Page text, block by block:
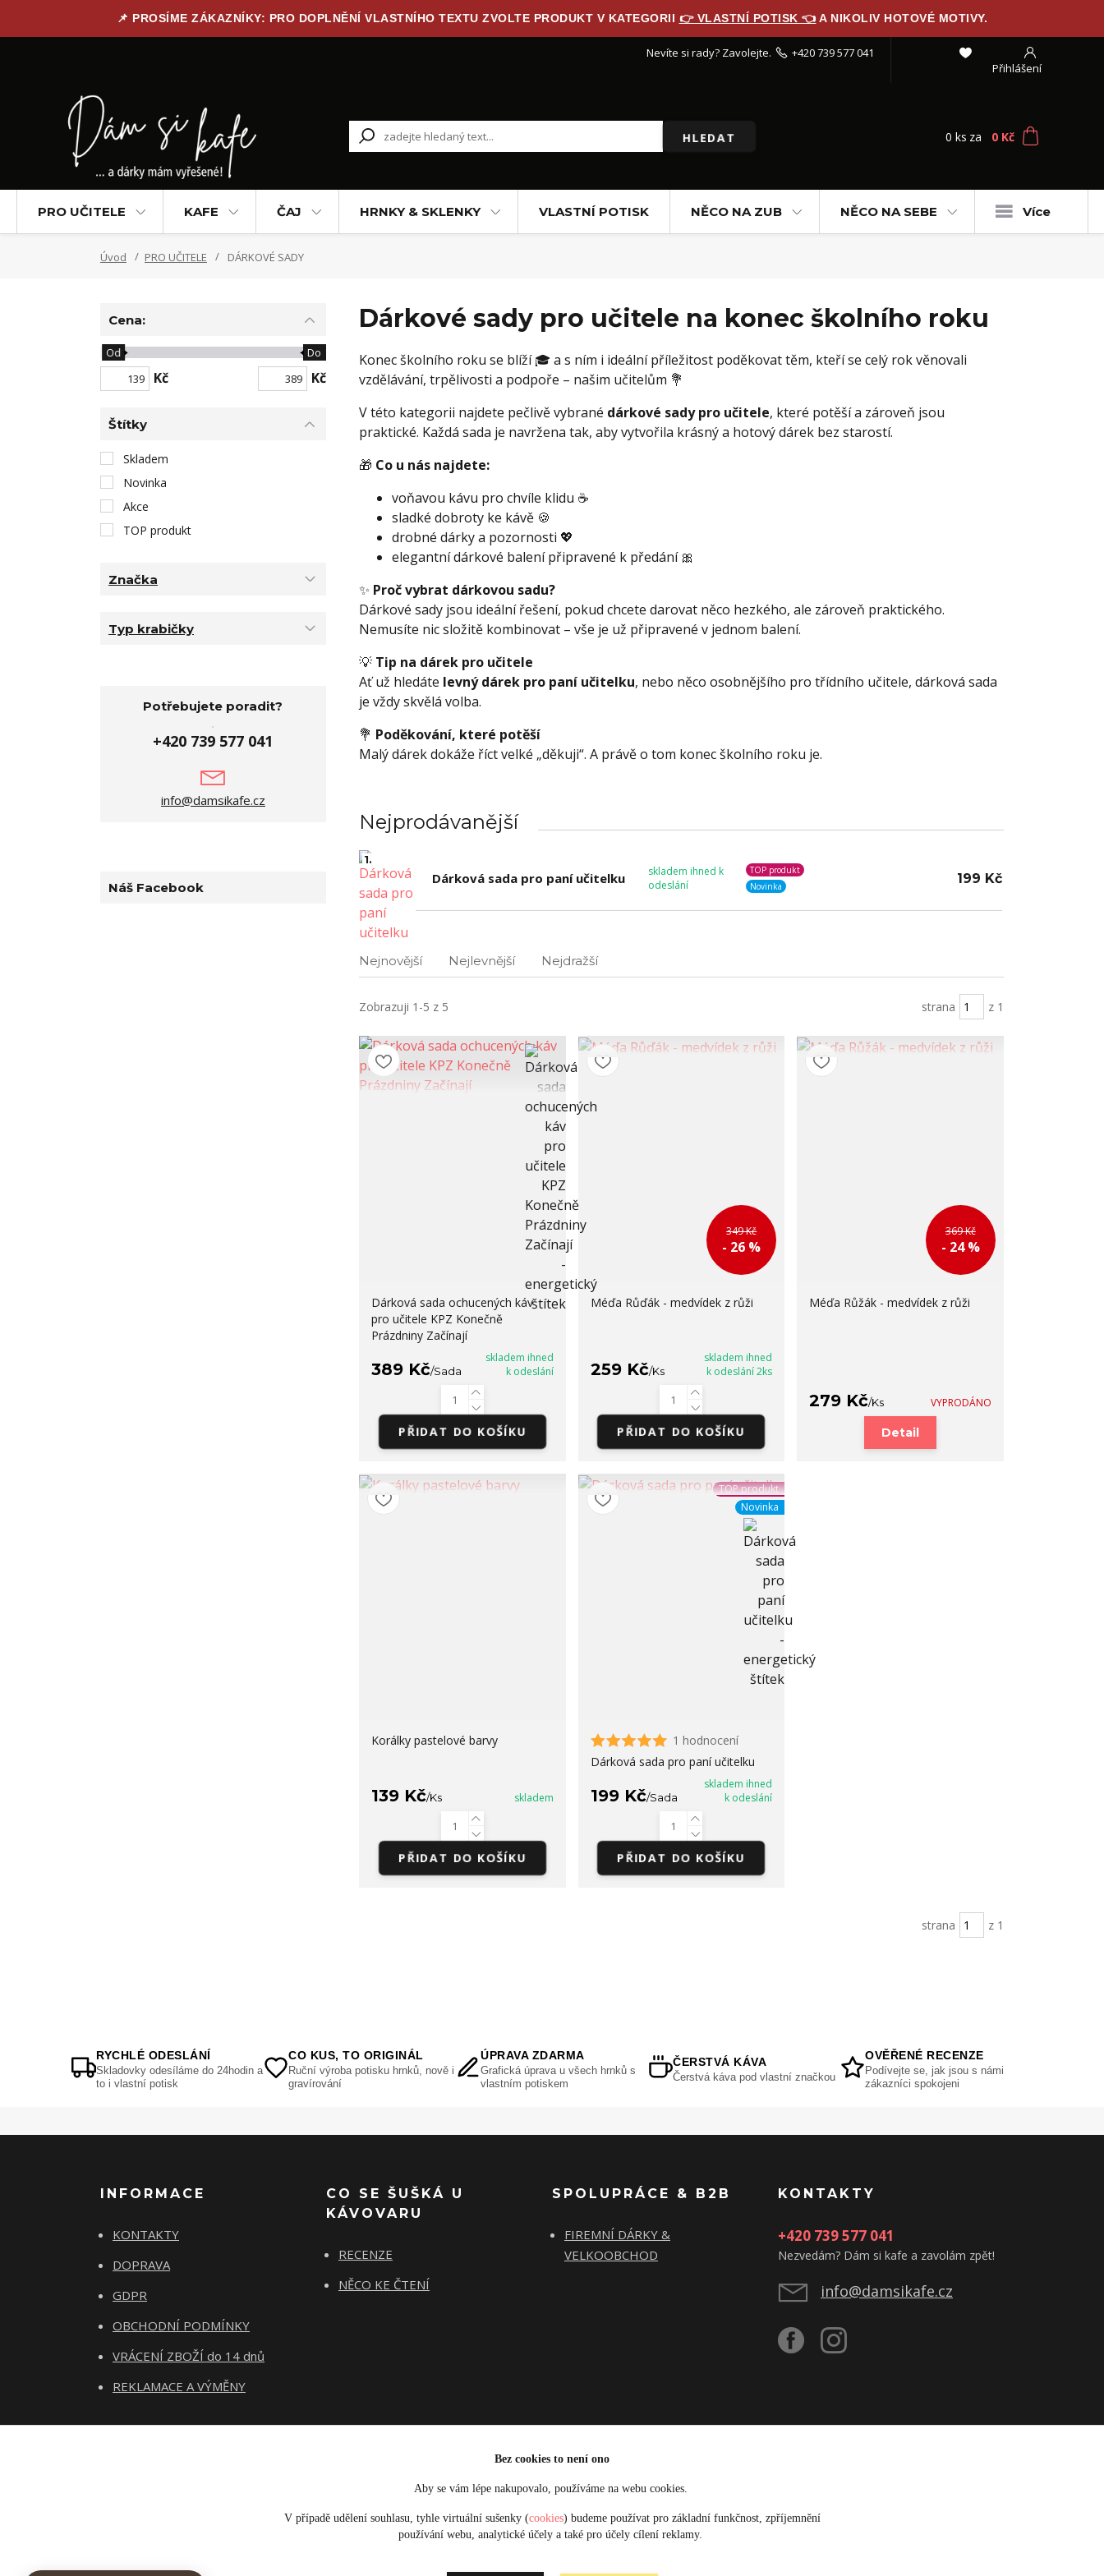
📌 PROSÍME ZÁKAZNÍKY: PRO DOPLNĚNÍ VLASTNÍHO TEXTU ZVOLTE PRODUKT V KATEGORII 👉 VLASTNÍ POTISK 👈 A NIKOLIV HOTOVÉ MOTIVY.
Přihlášení
HLEDAT
Nevíte si rady? Zavolejte. +420 739 577 041
0 ks za 0 Kč
PRO UČITELE KAFE ČAJ HRNKY & SKLENKY VLASTNÍ POTISK NĚCO NA ZUB NĚCO NA SEBE Více
Úvod PRO UČITELE DÁRKOVÉ SADY
Dárkové sady pro učitele na konec školního roku
Konec školního roku se blíží 🎓 a s ním i ideální příležitost poděkovat těm, kteří se celý rok věnovali
vzdělávání, trpělivosti a podpoře – našim učitelům 💐
V této kategorii najdete pečlivě vybrané dárkové sady pro učitele, které potěší a zároveň jsou
praktické. Každá sada je navržena tak, aby vytvořila krásný a hotový dárek bez starostí.
🎁 Co u nás najdete:
voňavou kávu pro chvíle klidu ☕
sladké dobroty ke kávě 🍪
drobné dárky a pozornosti 💖
elegantní dárkové balení připravené k předání 🎀
✨ Proč vybrat dárkovou sadu?
Dárkové sady jsou ideální řešení, pokud chcete darovat něco hezkého, ale zároveň praktického.
Nemusíte nic složitě kombinovat – vše je už připravené v jednom balení.
💡 Tip na dárek pro učitele
Ať už hledáte levný dárek pro paní učitelku, nebo něco osobnějšího pro třídního učitele, dárková sada
je vždy skvělá volba.
💐 Poděkování, které potěší
Malý dárek dokáže říct velké „děkuji“. A právě o tom konec školního roku je.
Nejprodávanější
1.
Dárková sada pro paní učitelku
skladem ihned k
odeslání
TOP produkt
Novinka
199 Kč
Nejnovější Nejlevnější Nejdražší
Zobrazuji 1-5 z 5 strana z 1
Dárková sada ochucených káv
pro učitele KPZ Konečně
Prázdniny Začínají
389 Kč/Sada
skladem ihned
k odeslání
PŘIDAT DO KOŠÍKU
349 Kč
- 26 %
Méďa Růďák - medvídek z růži
259 Kč/Ks
skladem ihned
k odeslání 2ks
PŘIDAT DO KOŠÍKU
369 Kč
- 24 %
Méďa Růžák - medvídek z růži
279 Kč/Ks VYPRODÁNO
Detail
Korálky pastelové barvy
139 Kč/Ks skladem
PŘIDAT DO KOŠÍKU
TOP produkt
Novinka
1 hodnocení
Dárková sada pro paní učitelku
199 Kč/Sada
skladem ihned
k odeslání
PŘIDAT DO KOŠÍKU
strana z 1
Cena:
Kč
Od Do
Kč
Štítky
Skladem
Novinka
Akce
TOP produkt
Značka
Typ krabičky
Potřebujete poradit?
+420 739 577 041
info@damsikafe.cz
Náš Facebook
RYCHLÉ ODESLÁNÍ
Skladovky odesíláme do 24hodin a
to i vlastní potisk
CO KUS, TO ORIGINÁL
Ruční výroba potisku hrnků, nově i
gravírování
ÚPRAVA ZDARMA
Grafická úprava u všech hrnků s
vlastním potiskem
ČERSTVÁ KÁVA
Čerstvá káva pod vlastní značkou
OVĚŘENÉ RECENZE
Podívejte se, jak jsou s námi
zákazníci spokojeni
INFORMACE
KONTAKTY
DOPRAVA
GDPR
OBCHODNÍ PODMÍNKY
VRÁCENÍ ZBOŽÍ do 14 dnů
REKLAMACE A VÝMĚNY
CO SE ŠUŠKÁ U
KÁVOVARU
RECENZE
NĚCO KE ČTENÍ
SPOLUPRÁCE & B2B
FIREMNÍ DÁRKY &
VELKOOBCHOD
KONTAKTY
+420 739 577 041
Nezvedám? Dám si kafe a zavolám zpět!
info@damsikafe.cz
Upravit sběr cookies.
Bez cookies to není ono
Aby se vám lépe nakupovalo, používáme na webu cookies.
V případě udělení souhlasu, tyhle virtuální sušenky (cookies) budeme používat pro základní funkčnost, zpříjemnění
používání webu, analytické účely a také pro účely cílení reklamy.